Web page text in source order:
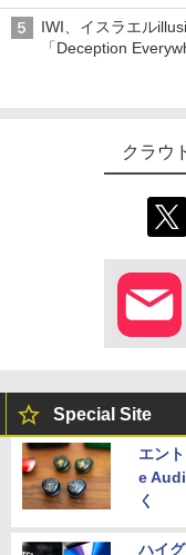
IWI、イスラエル
「Deception
クラウ
Special Site
エン
e
く
ハイ